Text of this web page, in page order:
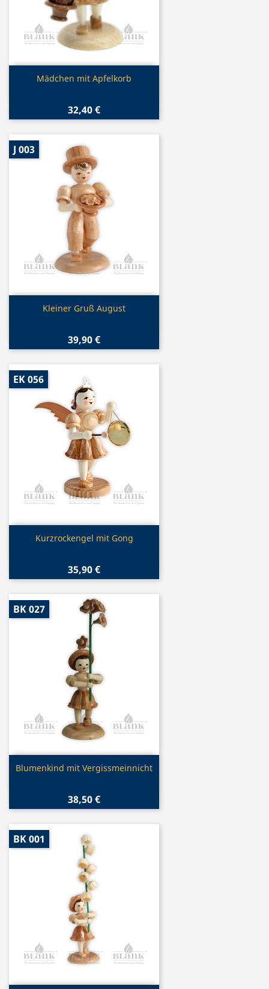
Vorschau
Mädchen mit Apfelkorb
32,40 €
Vorschau
Kleiner Gruß August
39,90 €
J 003
Vorschau
Kurzrockengel mit Gong
35,90 €
EK 056
Vorschau
Blumenkind mit Vergissmeinnicht
38,50 €
BK 027
BK 001